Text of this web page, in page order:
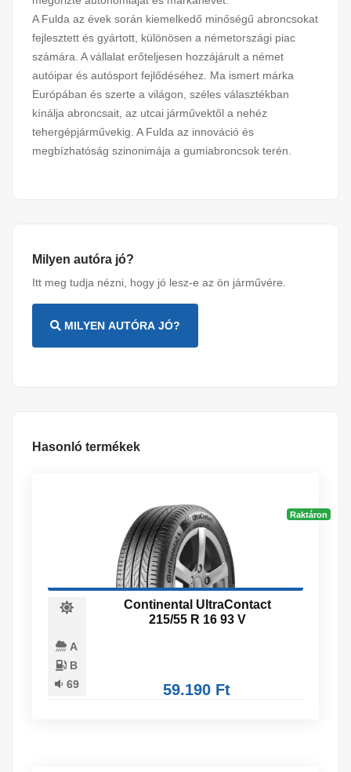
A Fulda az évek során kiemelkedő minőségű abroncsokat
fejlesztett és gyártott, különösen a németországi piac
számára. A vállalat erőteljesen hozzájárult a német
autóipar és autósport fejlődéséhez. Ma ismert márka
Európában és szerte a világon, széles választékban
kínálja abroncsait, az utcai járművektől a nehéz
tehergépjárművekig. A Fulda az innováció és
megbízhatóság szinonimája a gumiabroncsok terén.
Milyen autóra jó?
Itt meg tudja nézni, hogy jó lesz-e az ön járművére.
MILYEN AUTÓRA JÓ?
Hasonló termékek
Raktáron
A
B
69
Continental UltraContact
215/55 R 16 93 V
59.190 Ft